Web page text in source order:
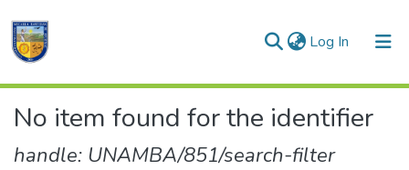
Log In (current)
Communities & Collections
No item found for the identifier
handle: UNAMBA/851/search-filter